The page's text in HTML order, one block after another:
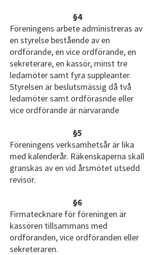
§4
Föreningens arbete administreras av
en styrelse bestående av en
ordförande, en vice ordförande, en
sekreterare, en kassör, minst tre
ledamöter samt fyra suppleanter.
Styrelsen är beslutsmässig då två
ledamöter samt ordförasnde eller
vice ordförande är närvarande
§5
Föreningens verksamhetsår är lika
med kalenderår. Räkenskaperna skall
granskas av en vid årsmötet utsedd
revisor.
§6
Firmatecknare för föreningen är
kassören tillsammans med
ordföranden, vice ordföranden eller
sekreteraren.